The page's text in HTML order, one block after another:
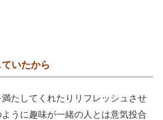
いたから
たしてくれたりリフレッシュさせ
うに趣味が一緒の人とは意気投合